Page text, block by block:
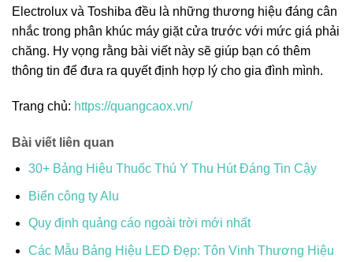
Electrolux và Toshiba đều là những thương hiệu đáng cân
nhắc trong phân khúc máy giặt cửa trước với mức giá phải
chăng. Hy vọng rằng bài viết này sẽ giúp bạn có thêm
thông tin để đưa ra quyết định hợp lý cho gia đình mình.
Trang chủ: https://quangcaox.vn/
Bài viết liên quan
30+ Bảng Hiệu Thuốc Thú Y Thu Hút Đáng Tin Cậy
Biển công ty Alu
Quy định quảng cáo ngoài trời mới nhất
Các Mẫu Bảng Hiệu LED Đẹp: Tôn Vinh Thương Hiệu